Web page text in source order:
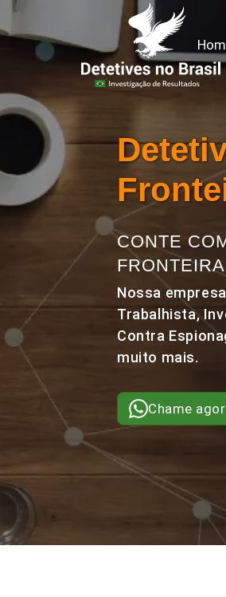
CONTE
Nossa
Trabalhista,
Contra
muito mais.
Chame